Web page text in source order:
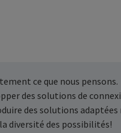
ce que nous pensons.
des solutions de
des solutions adaptées
diversité des possibilités!